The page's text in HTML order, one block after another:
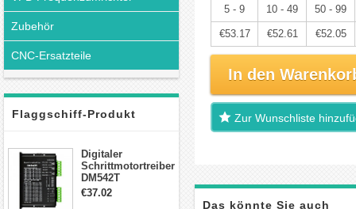
Zubehör
CNC-Ersatzteile
Flaggschiff-Produkt
Digitaler
Schrittmotortreiber
DM542T
Schrittmotor
€37.02
5 - 9
10 - 49 50 - 99
€53.17 €52.61 €52.05
In den
Zur Wunschliste
Das könnte Sie auch